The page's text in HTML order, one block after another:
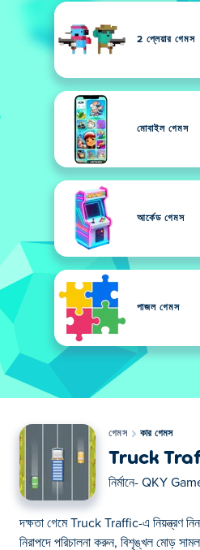
2 প্লেয়ার গেমস
মোবাইল গেমস
আর্কেড গেমস
পাজল গেমস
গেমস কার গেমস
Truck
নির্মানে- QKY
দক্ষতা গেমে Truck Traffic-এ নিয়ন্ত্রণ
নিরাপদে পরিচালনা করুন, বিশৃঙ্খল মোড়